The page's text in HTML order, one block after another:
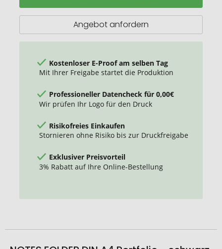
A4
Angebot anfordern
Kostenloser E-Proof am selben Tag
Mit Ihrer Freigabe startet die Produktion
Professioneller Datencheck für 0,00€
Wir prüfen Ihr Logo für den Druck
Risikofreies Einkaufen
Stornieren ohne Risiko bis zur Druckfreigabe
Exklusiver Preisvorteil
3% Rabatt auf Ihre Online-Bestellung